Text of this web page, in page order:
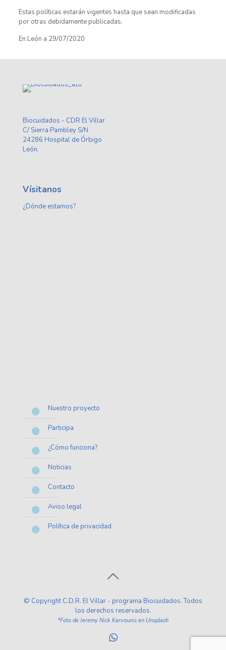
Estas políticas estarán vigentes hasta que sean modificadas
por otras debidamente publicadas.
En León a 29/07/2020
Biocuidados - CDR El Villar
C/ Sierra Pambley S/N
24286 Hospital de Órbigo
León.
Vísitanos
¿Dónde estamos?
Nuestro proyecto
Participa
¿Cómo funciona?
Noticias
Contacto
Aviso legal
Política de privacidad
© Copyright C.D.R. El Villar - programa Biocuidados. Todos
los derechos reservados.
*Foto de Jeremy Nick Karvounis en Unsplash